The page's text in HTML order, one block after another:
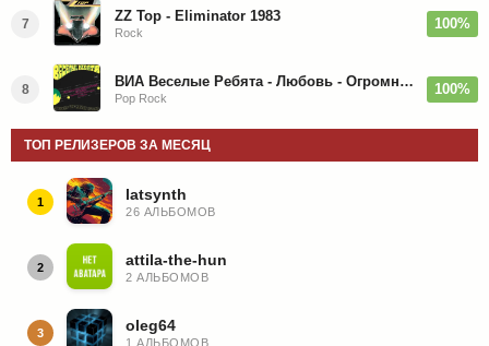
7 ZZ Top - Eliminator 1983
Rock
100%
8 ВИА Веселые Ребята - Любовь - Огромная Страна - 1974/2026
Pop Rock
100%
ТОП РЕЛИЗЕРОВ ЗА МЕСЯЦ
1 latsynth
26 АЛЬБОМОВ
2 attila-the-hun
2 АЛЬБОМОВ
3 oleg64
1 АЛЬБОМОВ